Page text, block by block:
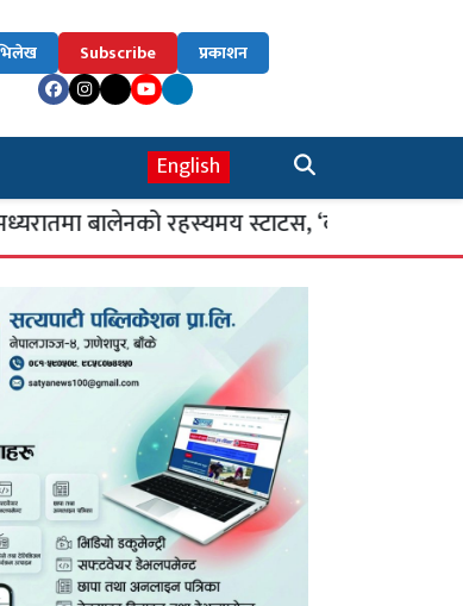
Subscribe प्रकाशन
English
बालेनको रहस्यमय स्टाटस, ‘कहिलेकाहीँ एक्लै